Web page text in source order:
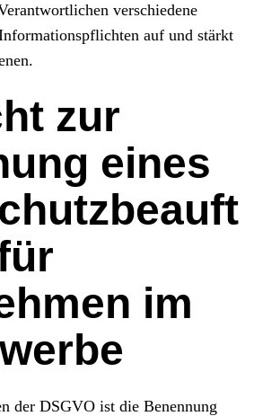
verschiedene
auf und stärkt
zur
eines
im
der DSGVO ist die Benennung